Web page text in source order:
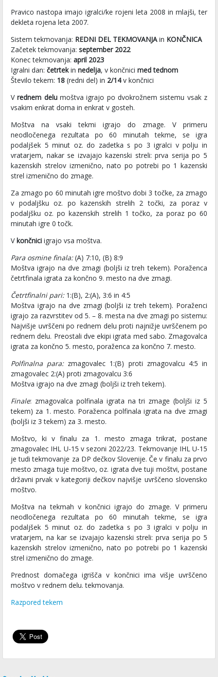
Pravico nastopa imajo igralci/ke rojeni leta 2008 in mlajši, ter
dekleta rojena leta 2007.
Sistem tekmovanja: REDNI DEL TEKMOVANJAin KONČNICA
Začetek tekmovanja: september 2022
Konec tekmovanja: april 2023
Igralni dan: četrtekin nedelja, v končnici med tednom
Število tekem: 18 (redni del) in 2/14v končnici
Vrednem delumoštva igrajo po dvokrožnem sistemu vsak z
vsakim enkrat doma in enkrat v gosteh.
Moštva na vsaki tekmi igrajo do zmage. V primeru
neodločenega rezultata po 60 minutah tekme, se igra
podaljšek 5 minut oz. do zadetka s po 3 igralci v polju in
vratarjem, nakar se izvajajo kazenski streli: prva serija po 5
kazenskih strelov izmenično, nato po potrebi po 1 kazenski
strel izmenično do zmage.
Za zmago po 60 minutah igre moštvo dobi 3 točke, za zmago
v podaljšku oz. po kazenskih strelih 2 točki, za poraz v
podaljšku oz. po kazenskih strelih 1 točko, za poraz po 60
minutah igre 0 točk.
Vkončnici igrajo vsa moštva.
Para osmine finala:(A) 7:10, (B) 8:9
Moštva igrajo na dve zmagi (boljši iz treh tekem). Poraženca
četrtfinala igrata za končno 9. mesto na dve zmagi.
Četrtfinalni pari:1:(B), 2:(A), 3:6 in 4:5
Moštva igrajo na dve zmagi (boljši iz treh tekem). Poraženci
igrajo za razvrstitev od 5. – 8. mesta na dve zmagi po sistemu:
Najvišje uvrščeni po rednem delu proti najnižje uvrščenem po
rednem delu. Preostali dve ekipi igrata med sabo. Zmagovalca
igrata za končno 5. mesto, poraženca za končno 7. mesto.
Polfinalna para:zmagovalec 1:(B) proti zmagovalcu 4:5 in
zmagovalec 2:(A) proti zmagovalcu 3:6
Moštva igrajo na dve zmagi (boljši iz treh tekem).
Finale: zmagovalca polfinala igrata na tri zmage (boljši iz 5
tekem) za 1. mesto. Poraženca polfinala igrata na dve zmagi
(boljši iz 3 tekem) za 3. mesto.
Moštvo, ki v finalu za 1. mesto zmaga trikrat, postane
zmagovalec IHL U-15 v sezoni 2022/23. Tekmovanje IHL U-15
je tudi tekmovanje za DP dečkov Slovenije. Če v finalu za prvo
mesto zmaga tuje moštvo, oz. igrata dve tuji moštvi, postane
državni prvak v kategoriji dečkov najvišje uvrščeno slovensko
moštvo.
Moštva na tekmah v končnici igrajo do zmage. V primeru
neodločenega rezultata po 60 minutah tekme, se igra
podaljšek 5 minut oz. do zadetka s po 3 igralci v polju in
vratarjem, na kar se izvajajo kazenski streli: prva serija po 5
kazenskih strelov izmenično, nato po potrebi po 1 kazenski
strel izmenično do zmage.
Prednost domačega igrišča v končnici ima višje uvrščeno
moštvo v rednem delu. tekmovanja.
Razpored tekem